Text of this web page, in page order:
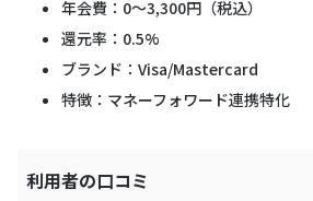
年会費：0〜3,300円（税込）
還元率：0.5%
ブランド：Visa/Mastercard
特徴：マネーフォワード連携特化
利用者の口コミ